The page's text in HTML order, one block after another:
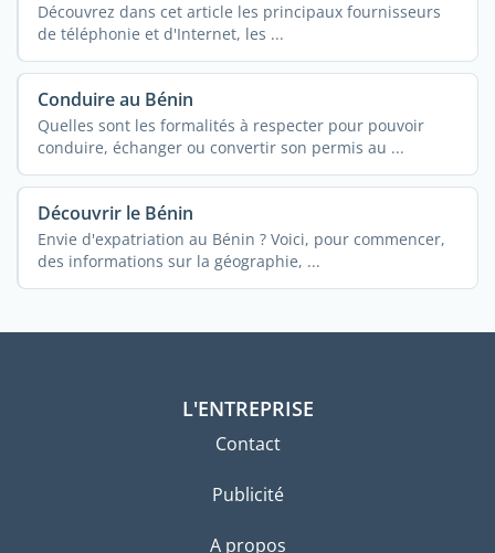
Découvrez dans cet article les principaux fournisseurs
de téléphonie et d'Internet, les ...
Conduire au Bénin
Quelles sont les formalités à respecter pour pouvoir
conduire, échanger ou convertir son permis au ...
Découvrir le Bénin
Envie d'expatriation au Bénin ? Voici, pour commencer,
des informations sur la géographie, ...
L'ENTREPRISE
Contact
Publicité
A propos